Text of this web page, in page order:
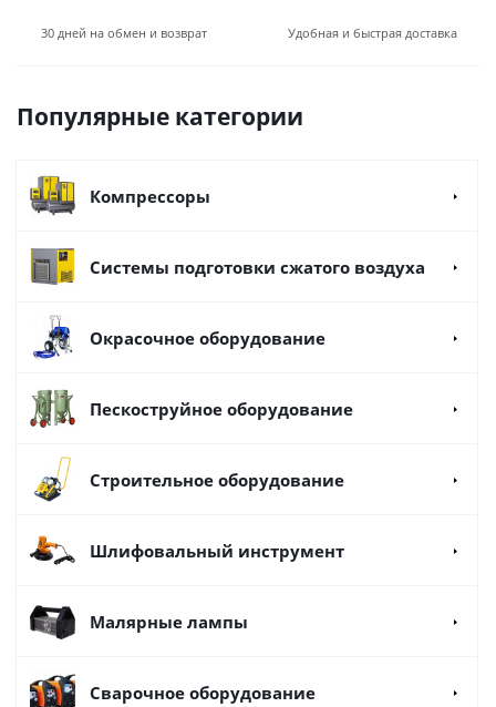
30 дней на обмен и возврат Удобная и быстрая доставка
Популярные категории
Компрессоры
Системы подготовки сжатого воздуха
Окрасочное оборудование
Пескоструйное оборудование
Строительное оборудование
Шлифовальный инструмент
Малярные лампы
Сварочное оборудование